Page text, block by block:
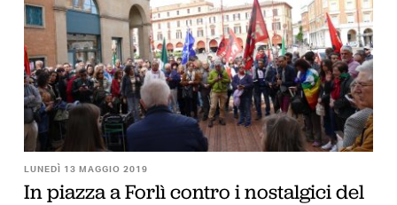
LUNEDÌ 13 MAGGIO 2019
In piazza a Forlì contro i nostalgici del